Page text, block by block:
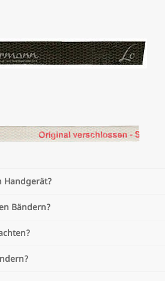
Handgerät?
Bändern?